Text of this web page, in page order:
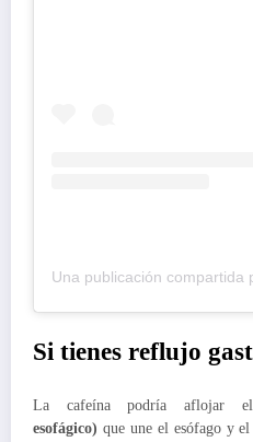
Si tienes reflujo
La cafeína podría aflojar
esofágico) que une el esófago y